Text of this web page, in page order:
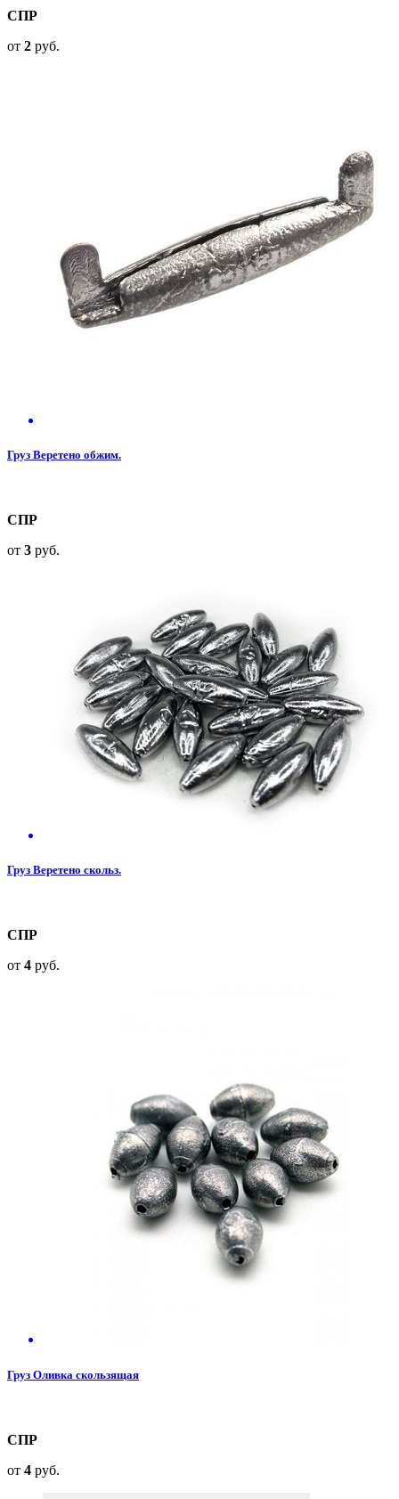
СПР
от 2 руб.
Груз Веретено обжим.
СПР
от 3 руб.
Груз Веретено скольз.
СПР
от 4 руб.
Груз Оливка скользящая
СПР
от 4 руб.